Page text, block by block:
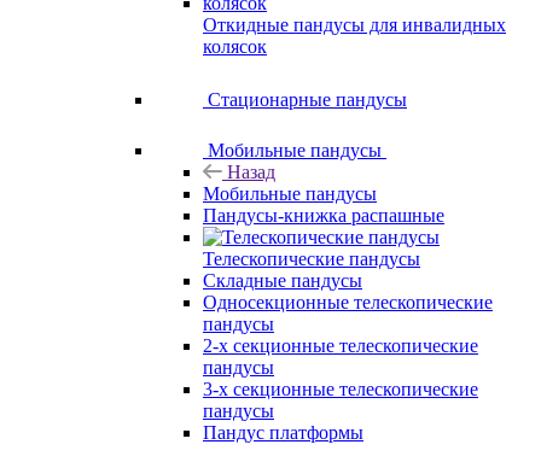
Откидные пандусы для инвалидных
колясок
Стационарные пандусы
Мобильные пандусы
Назад
Мобильные пандусы
Пандусы-книжка распашные
Телескопические пандусы
Складные пандусы
Односекционные телескопические
пандусы
2-х секционные телескопические
пандусы
3-х секционные телескопические
пандусы
Пандус платформы